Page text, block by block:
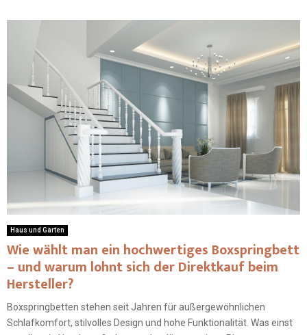
Haus und Garten
Wie wählt man ein hochwertiges Boxspringbett
– und warum lohnt sich der Direktkauf beim
Hersteller?
Boxspringbetten stehen seit Jahren für außergewöhnlichen
Schlafkomfort, stilvolles Design und hohe Funktionalität. Was einst